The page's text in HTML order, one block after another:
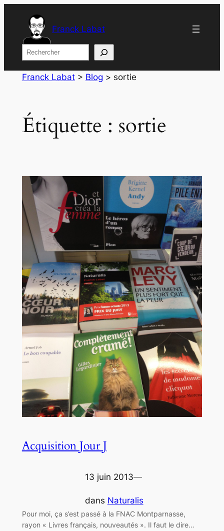
contenu
Franck Labat
Rechercher
Franck Labat> Blog > sortie
Étiquette : sortie
Acquisition Jour J
13 juin 2013—
dans Naturalis
Pour moi, ça s’est passé à la FNAC Montparnasse,
rayon « Livres français, nouveautés ». Il faut le dire…